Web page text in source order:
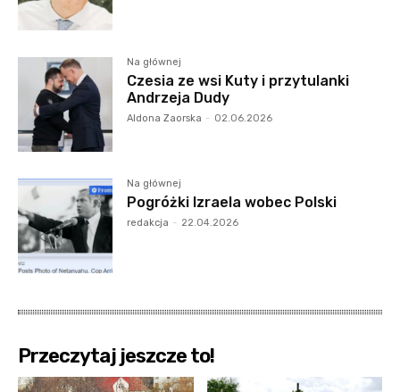
Na głównej
Czesia ze wsi Kuty i przytulanki
Andrzeja Dudy
Aldona Zaorska - 02.06.2026
Na głównej
Pogróżki Izraela wobec Polski
redakcja - 22.04.2026
Przeczytaj jeszcze to!